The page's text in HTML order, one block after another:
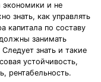
экономики и не
знать, как управлять
капитала по составу
занимать
знать и такие
устойчивость,
рентабельность.